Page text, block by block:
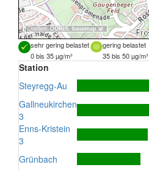
Quellen:DORIS, basemap.at
sehr gering belastet gering belastet
0 bis 35 µg/m³
35 bis 50 µg/m³
Station
Steyregg-Au
Gallneukirchen
3
Enns-Kristein
3
Grünbach